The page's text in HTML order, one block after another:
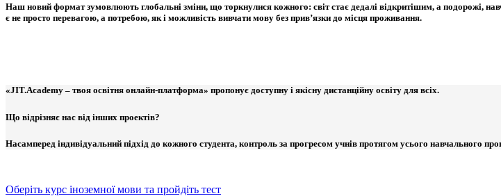
Наш новий формат зумовлюють глобальні зміни, що торкнулися кожного: світ стає дедалі відкритішим, а подорожі,
є не просто перевагою, а потребою, як і можливість вивчати мову без прив’язки до місця проживання.
«JIT.Academy – твоя освітня онлайн-платформа» пропонує доступну і якісну дистанційну освіту для всіх.
Що відрізняє нас від інших проектів?
Насамперед індивідуальний підхід до кожного студента, контроль за прогресом учнів протягом усього навчального
Оберіть курс іноземної мови та пройдіть тест